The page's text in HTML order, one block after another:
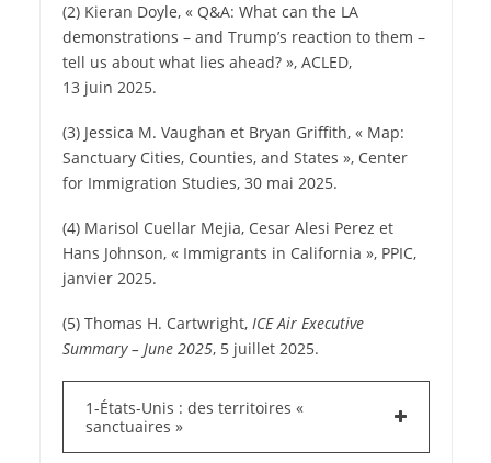
(2) Kieran Doyle, « Q&A: What can the LA
demonstrations – and Trump’s reaction to them –
tell us about what lies ahead? », ACLED,
13 juin 2025.
(3) Jessica M. Vaughan et Bryan Griffith, « Map:
Sanctuary Cities, Counties, and States », Center
for Immigration Studies, 30 mai 2025.
(4) Marisol Cuellar Mejia, Cesar Alesi Perez et
Hans Johnson, « Immigrants in California », PPIC,
janvier 2025.
(5) Thomas H. Cartwright, ICE Air Executive
Summary – June 2025, 5 juillet 2025.
1-États-Unis : des territoires «
sanctuaires »